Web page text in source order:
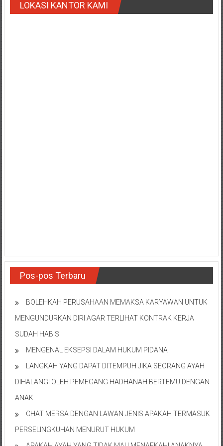
Payakumbung/
Kalimantan
Barat/
Kalimantan
Kalimantan
Selatan/
Samarinda/Jawa
jawa
Timur/
Terdekat
LOKASI KANTOR KAMI
Pos-pos Terbaru
BOLEHKAH PERUSAHAAN MEMAKSA KARYAWAN UNTUK
MENGUNDURKAN DIRI AGAR TERLIHAT KONTRAK KERJA
SUDAH HABIS
MENGENAL EKSEPSI DALAM HUKUM PIDANA
LANGKAH YANG DAPAT DITEMPUH JIKA SEORANG AYAH
DIHALANGI OLEH PEMEGANG HADHANAH BERTEMU DENGAN
ANAK
CHAT MERSA DENGAN LAWAN JENIS APAKAH TERMASUK
PERSELINGKUHAN MENURUT HUKUM